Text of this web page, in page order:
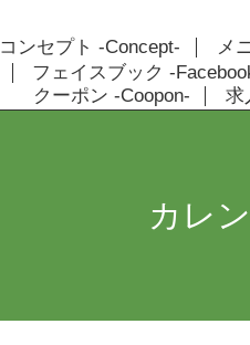
コンセプト -Concept- メ
フェイスブック -
クーポン -Coopon-
求
カレ